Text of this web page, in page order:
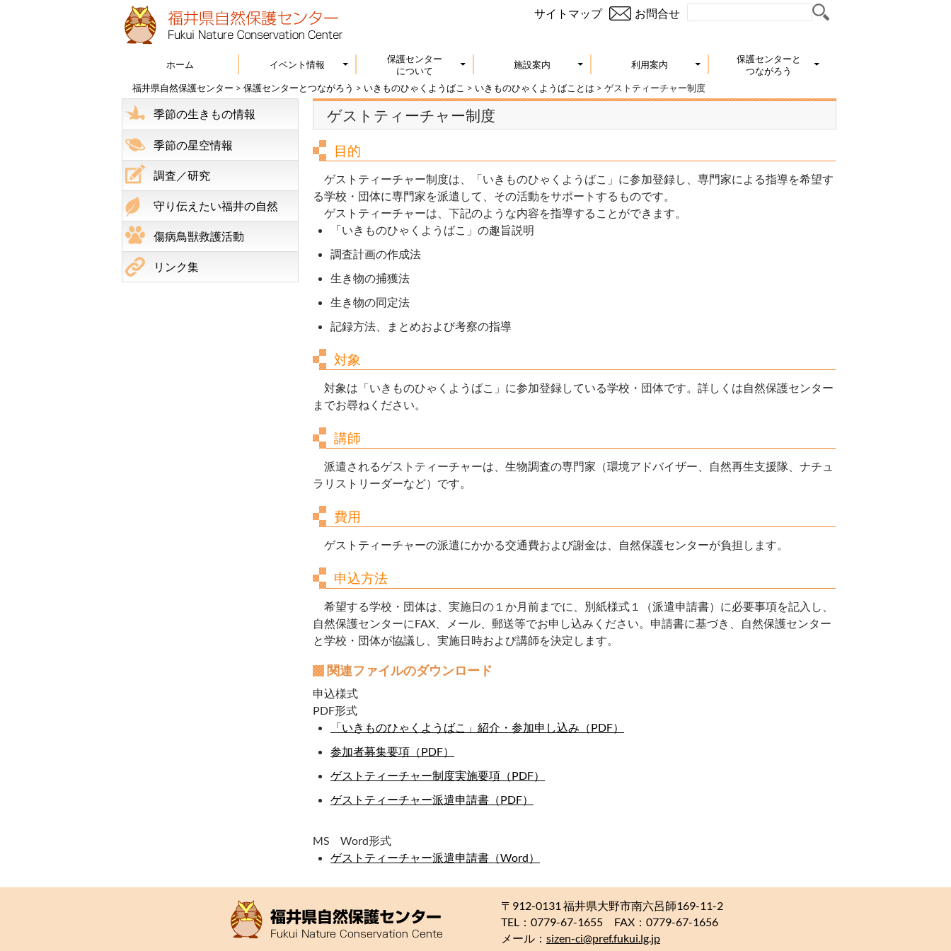
お問合せ
サイトマップ
ホーム イベント情報
保護センター
について
施設案内 利用案内
保護センターと
つながろう
福井県自然保護センター > 保護センターとつながろう > いきものひゃくようばこ > いきものひゃくようばことは > ゲストティーチャー制度
ゲストティーチャー制度
目的
ゲストティーチャー制度は、「いきものひゃくようばこ」に参加登録し、専門家による指導を希望す
る学校・団体に専門家を派遣して、その活動をサポートするものです。
ゲストティーチャーは、下記のような内容を指導することができます。
「いきものひゃくようばこ」の趣旨説明
調査計画の作成法
生き物の捕獲法
生き物の同定法
記録方法、まとめおよび考察の指導
対象
対象は「いきものひゃくようばこ」に参加登録している学校・団体です。詳しくは自然保護センター
までお尋ねください。
講師
派遣されるゲストティーチャーは、生物調査の専門家（環境アドバイザー、自然再生支援隊、ナチュ
ラリストリーダーなど）です。
費用
ゲストティーチャーの派遣にかかる交通費および謝金は、自然保護センターが負担します。
申込方法
希望する学校・団体は、実施日の１か月前までに、別紙様式１（派遣申請書）に必要事項を記入し、
自然保護センターにFAX、メール、郵送等でお申し込みください。申請書に基づき、自然保護センター
と学校・団体が協議し、実施日時および講師を決定します。
関連ファイルのダウンロード
申込様式
PDF形式
「いきものひゃくようばこ」紹介・参加申し込み（PDF）
参加者募集要項（PDF）
ゲストティーチャー制度実施要項（PDF）
ゲストティーチャー派遣申請書（PDF）
MS Word形式
ゲストティーチャー派遣申請書（Word）
季節の生きもの情報
季節の星空情報
調査／研究
守り伝えたい福井の自然
傷病鳥獣救護活動
リンク集
〒912-0131 福井県大野市南六呂師169-11-2
TEL：0779-67-1655 FAX：0779-67-1656
メール： sizen-ci@pref.fukui.lg.jp